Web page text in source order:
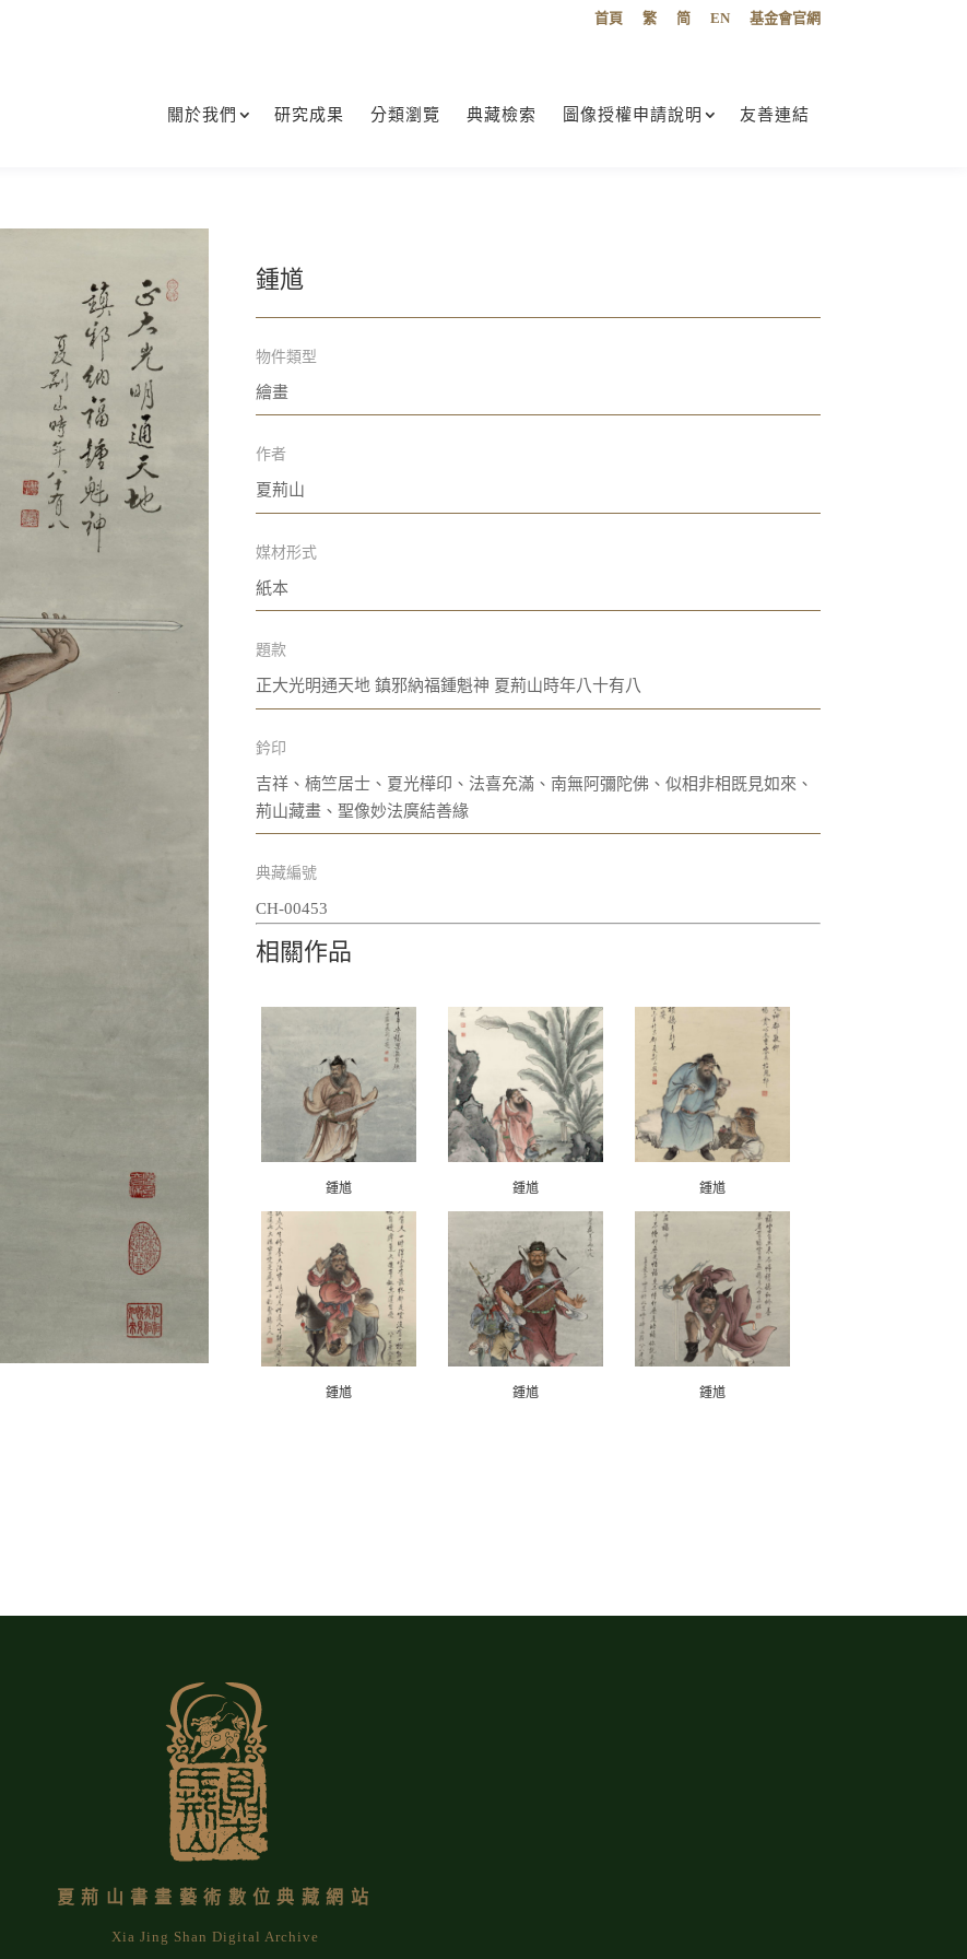
首頁 繁 简 EN 基金會官網
關於我們 研究成果 分類瀏覽 典藏檢索 圖像授權申請說明 友善連結
鍾馗
物件類型
繪畫
作者
夏荊山
媒材形式
紙本
題款
正大光明通天地 鎮邪納福鍾魁神 夏荊山時年八十有八
鈐印
吉祥、楠竺居士、夏光樺印、法喜充滿、南無阿彌陀佛、似相非相既見如來、
荊山藏畫、聖像妙法廣結善緣
典藏編號
CH-00453
相關作品
鍾馗 鍾馗 鍾馗
鍾馗 鍾馗 鍾馗
夏荊山書畫藝術數位典藏網站
Xia Jing Shan Digital Archive